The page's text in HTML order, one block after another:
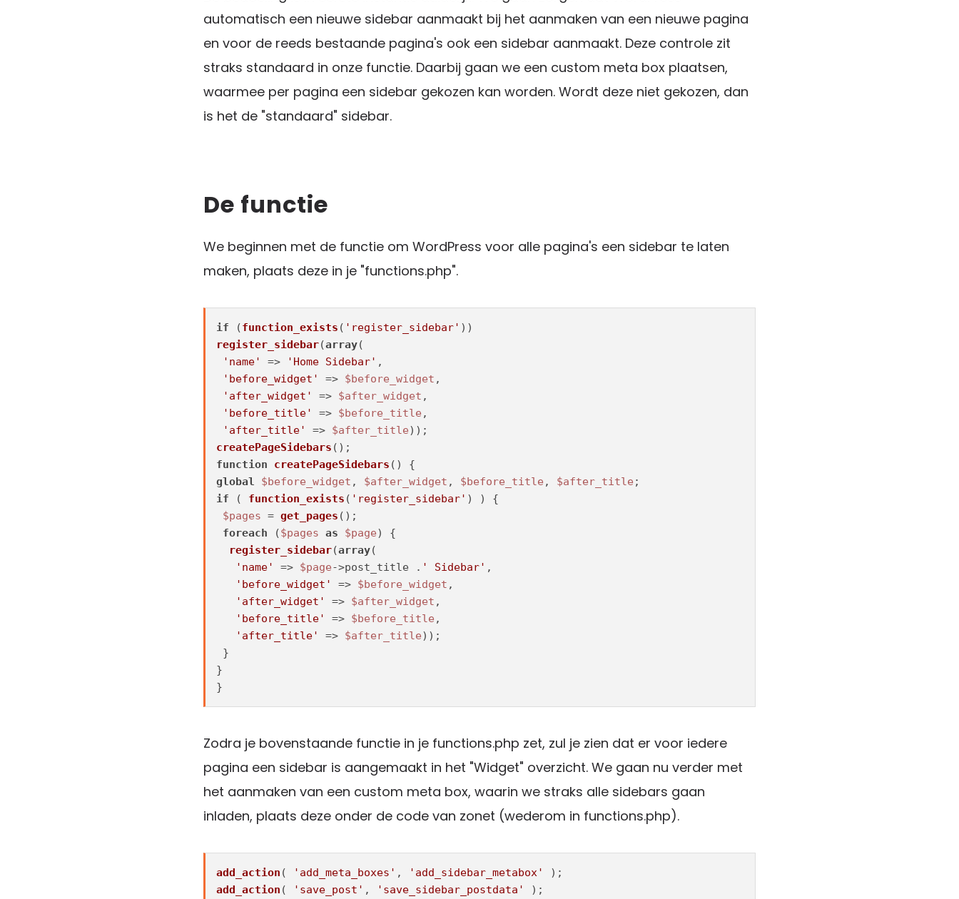
automatisch een nieuwe sidebar aanmaakt bij het aanmaken van een nieuwe pagina
en voor de reeds bestaande pagina's ook een sidebar aanmaakt. Deze controle zit
straks standaard in onze functie. Daarbij gaan we een custom meta box plaatsen,
waarmee per pagina een sidebar gekozen kan worden. Wordt deze niet gekozen, dan
is het de "standaard" sidebar.
De functie
We beginnen met de functie om WordPress voor alle pagina's een sidebar te laten
maken, plaats deze in je "functions.php".
if (function_exists ( 'register_sidebar'
register_sidebar(array(
'name'
=> 'Home Sidebar' ,
'before_widget'
=> $before_widget ,
'after_widget'
=> $after_widget ,
'before_title'
=> $before_title ,
'after_title'
=> $after_title
createPageSidebars
function
createPageSidebars ( )
global
$before_widget , $after_widget , $before_title , $after_title
if ( function_exists ( 'register_sidebar' ) ) {
$pages = get_pages ();
foreach ($pages as $page) {
register_sidebar(array(
'name'
=> $page->post_title . ' Sidebar' ,
'before_widget'
=> $before_widget ,
'after_widget'
=> $after_widget ,
'before_title'
=> $before_title ,
'after_title'
=> $after_title));
}
}
Zodra je bovenstaande functie in je functions.php zet, zul je zien dat er voor iedere
pagina een sidebar is aangemaakt in het "Widget" overzicht. We gaan nu verder met
het aanmaken van een custom meta box, waarin we straks alle sidebars gaan
inladen, plaats deze onder de code van zonet (wederom in functions.php).
add_action ( 'add_meta_boxes' , 'add_sidebar_metabox'
add_action ( 'save_post' , 'save_sidebar_postdata'